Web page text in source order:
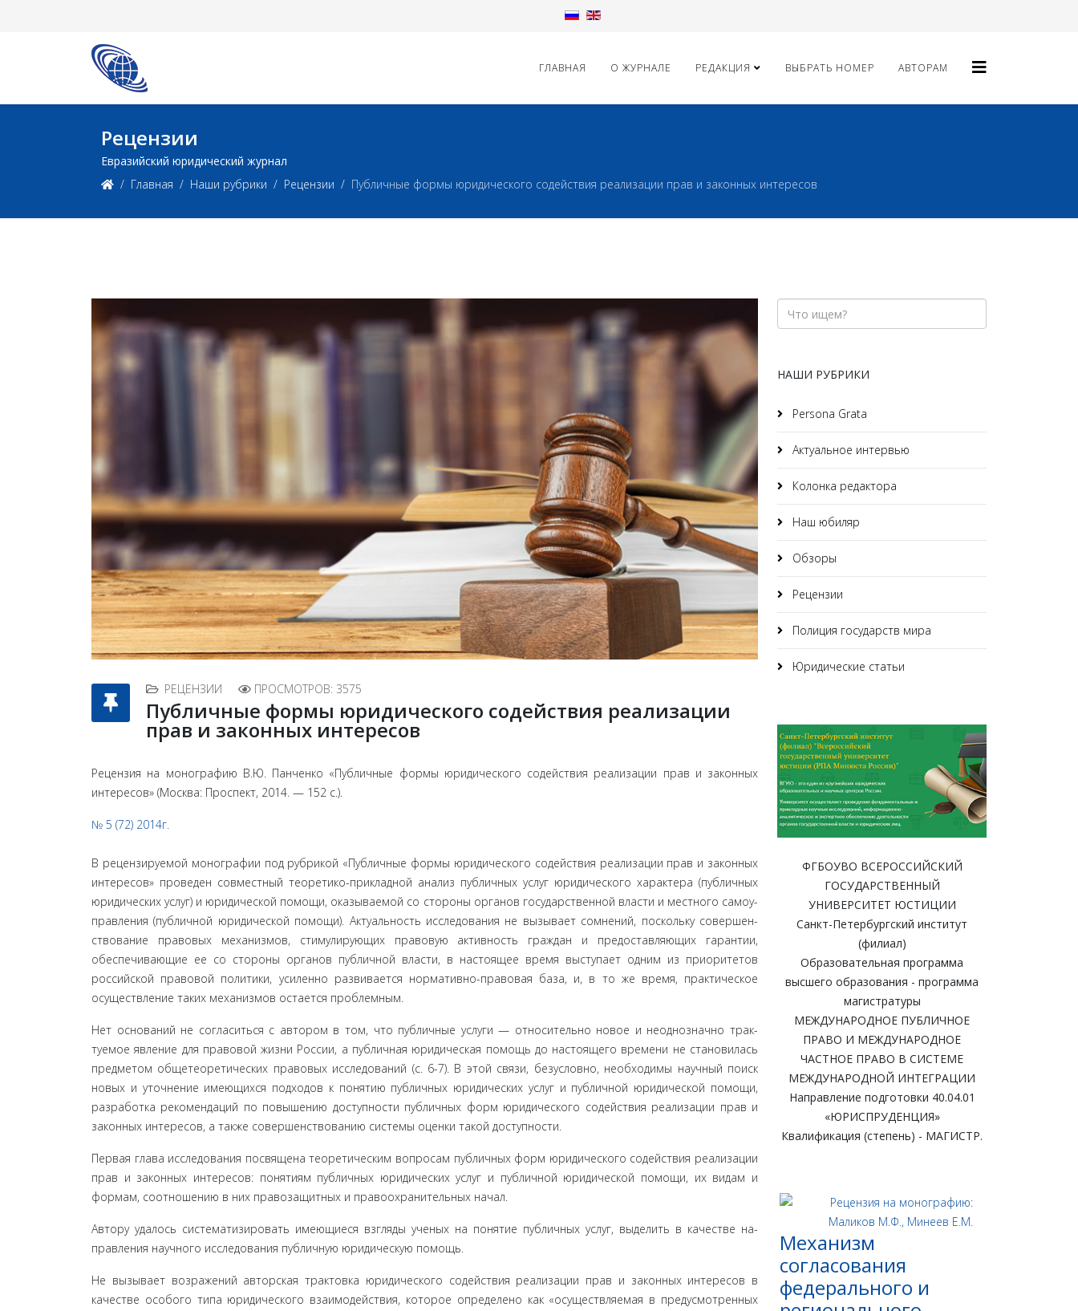
ГЛАВНАЯ О ЖУРНАЛЕ РЕДАКЦИЯ ВЫБРАТЬ НОМЕР АВТОРАМ
Рецензии
Евразийский юридический журнал
Главная
Наши рубрики Рецензии Публичные формы юридического содействия реализации прав и законных интересов
РЕЦЕНЗИИ ПРОСМОТРОВ: 3575
Публичные формы юридического содействия реализации
прав и законных интересов
Рецензия на монографию В.Ю. Панченко «Публичные формы юридического содействия реализации прав и законных
интересов» (Москва: Проспект, 2014. — 152 с.).
№ 5 (72) 2014г.
В рецензируемой монографии под рубрикой «Публичные формы юридического содействия реализации прав и закон­ных
интересов» проведен совместный теоретико-прикладной анализ публичных услуг юридического характера (публичных
юридических услуг) и юридической помощи, оказываемой со стороны органов государственной власти и местного самоу­
правления (публичной юридической помощи). Актуальность исследования не вызывает сомнений, поскольку совершен­
ствование правовых механизмов, стимулирующих правовую активность граждан и предоставляющих гарантии,
обеспечи­вающие ее со стороны органов публичной власти, в настоящее время выступает одним из приоритетов
российской правовой политики, усиленно развивается нормативно-правовая база, и, в то же время, практическое
осуществление таких механиз­мов остается проблемным.
Нет оснований не согласиться с автором в том, что пу­бличные услуги — относительно новое и неоднозначно трак­
туемое явление для правовой жизни России, а публичная юридическая помощь до настоящего времени не становилась
предметом общетеоретических правовых исследований (с. 6-7). В этой связи, безусловно, необходимы научный поиск
новых и уточнение имеющихся подходов к понятию публич­ных юридических услуг и публичной юридической помощи,
разработка рекомендаций по повышению доступности пу­бличных форм юридического содействия реализации прав и
законных интересов, а также совершенствованию системы оценки такой доступности.
Первая глава исследования посвящена теоретическим во­просам публичных форм юридического содействия реализа­ции
прав и законных интересов: понятиям публичных юри­дических услуг и публичной юридической помощи, их видам и
формам, соотношению в них правозащитных и правоохра­нительных начал.
Автору удалось систематизировать имеющиеся взгляды ученых на понятие публичных услуг, выделить в качестве на­
правления научного исследования публичную юридическую помощь.
Не вызывает возражений авторская трактовка юриди­ческого содействия реализации прав и законных интересов в
качестве особого типа юридического взаимодействия, ко­торое определено как «осуществляемая в предусмотренных
НАШИ РУБРИКИ
Persona Grata
Актуальное интервью
Колонка редактора
Наш юбиляр
Обзоры
Рецензии
Полиция государств мира
Юридические статьи
ФГБОУВО ВСЕРОССИЙСКИЙ
ГОСУДАРСТВЕННЫЙ
УНИВЕРСИТЕТ ЮСТИЦИИ
Санкт-Петербургский институт
(филиал)
Образовательная программа
высшего образования - программа
магистратуры
МЕЖДУНАРОДНОЕ ПУБЛИЧНОЕ
ПРАВО И МЕЖДУНАРОДНОЕ
ЧАСТНОЕ ПРАВО В СИСТЕМЕ
МЕЖДУНАРОДНОЙ ИНТЕГРАЦИИ
Направление подготовки 40.04.01
«ЮРИСПРУДЕНЦИЯ»
Квалификация (степень) - МАГИСТР.
Механизм
согласования
федерального и